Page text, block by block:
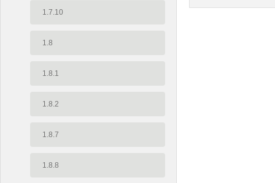
1.7.10
1.8
1.8.1
1.8.2
1.8.7
1.8.8